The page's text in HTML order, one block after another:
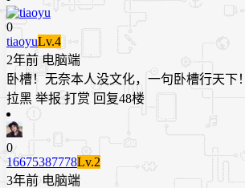
0
tiaoyuLv.4
2年前 电脑端
卧槽！无奈本人没文化，一句卧槽行天下！
拉黑 举报 打赏 回复48楼
0
16675387778Lv.2
3年前 电脑端